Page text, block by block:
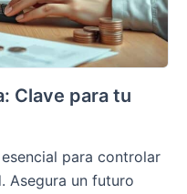
Clave para tu
para controlar
Asegura un futuro